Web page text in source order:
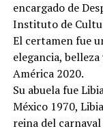
encargado de
Instituto de
El certamen fue
elegancia,
América 2020.
Su abuela fue
México 1970,
reina del carnaval